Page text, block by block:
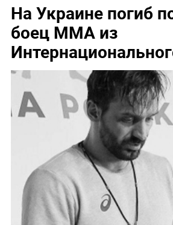
На Украине погиб
боец ММА из